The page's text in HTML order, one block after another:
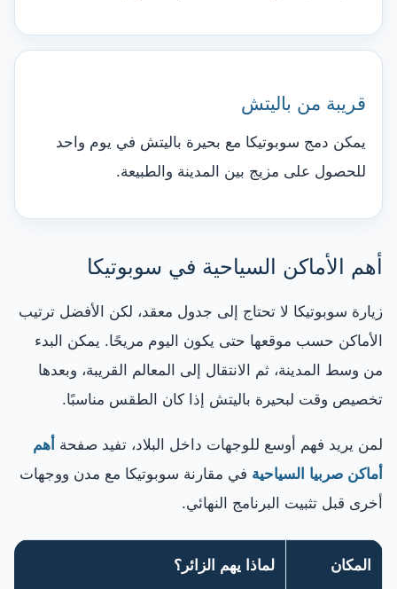
قريبة من باليتش
يمكن دمج سوبوتيكا مع بحيرة باليتش في يوم واحد
للحصول على مزيج بين المدينة والطبيعة.
أهم الأماكن السياحية في سوبوتيكا
زيارة سوبوتيكا لا تحتاج إلى جدول معقد، لكن الأفضل ترتيب
الأماكن حسب موقعها حتى يكون اليوم مريحًا. يمكن البدء
من وسط المدينة، ثم الانتقال إلى المعالم القريبة، وبعدها
تخصيص وقت لبحيرة باليتش إذا كان الطقس مناسبًا.
لمن يريد فهم أوسع للوجهات داخل البلاد، تفيد صفحة أهم
أماكن صربيا السياحية في مقارنة سوبوتيكا مع مدن ووجهات
أخرى قبل تثبيت البرنامج النهائي.
المكان لماذا يهم الزائر؟